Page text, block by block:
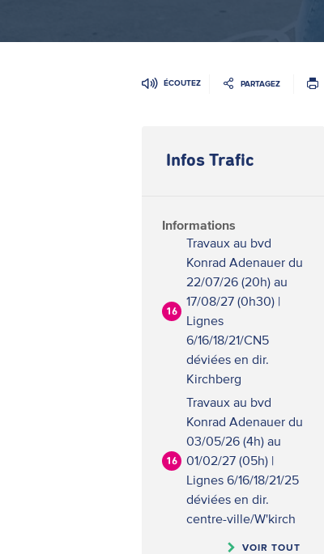
ÉCOUTEZ PARTAGEZ
Infos Trafic
Informations
16
Travaux au bvd
Konrad Adenauer du
22/07/26 (20h) au
17/08/27 (0h30) |
Lignes
6/16/18/21/CN5
déviées en dir.
Kirchberg
16
Travaux au bvd
Konrad Adenauer du
03/05/26 (4h) au
01/02/27 (05h) |
Lignes 6/16/18/21/25
déviées en dir.
centre-ville/W'kirch
VOIR TOUT